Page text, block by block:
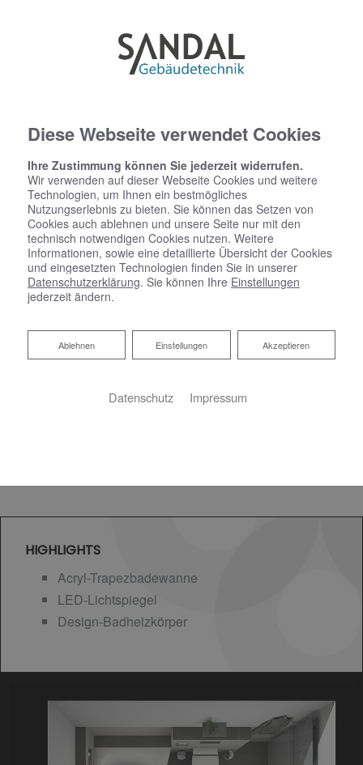
Startseite»Bad»Badinspiration & Musterbäder»Luxus-Bad 4,6 ㎡
Luxus-Bad 4,6 ㎡
HIGHLIGHTS
Acryl-Trapezbadewanne
LED-Lichtspiegel
Design-Badheizkörper
Diese Webseite verwendet Cookies
Ihre Zustimmung können Sie jederzeit widerrufen.
Wir verwenden auf dieser Webseite Cookies und weitere
Technologien, um Ihnen ein bestmögliches
Nutzungserlebnis zu bieten. Sie können das Setzen von
Cookies auch ablehnen und unsere Seite nur mit den
technisch notwendigen Cookies nutzen. Weitere
Informationen, sowie eine detaillierte Übersicht der Cookies
und eingesetzten Technologien finden Sie in unserer
Datenschutzerklärung. Sie können Ihre Einstellungen
jederzeit ändern.
Akzeptieren
Einstellungen
Ablehnen
Ablehnen
Datenschutz Impressum